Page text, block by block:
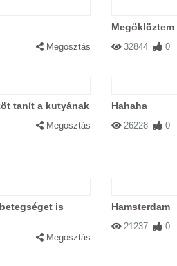
Megosztás 32844 0
tanít a kutyának
Megosztás
Hahaha
26228 0
is
Megosztás
Hamsterdam
21237 0